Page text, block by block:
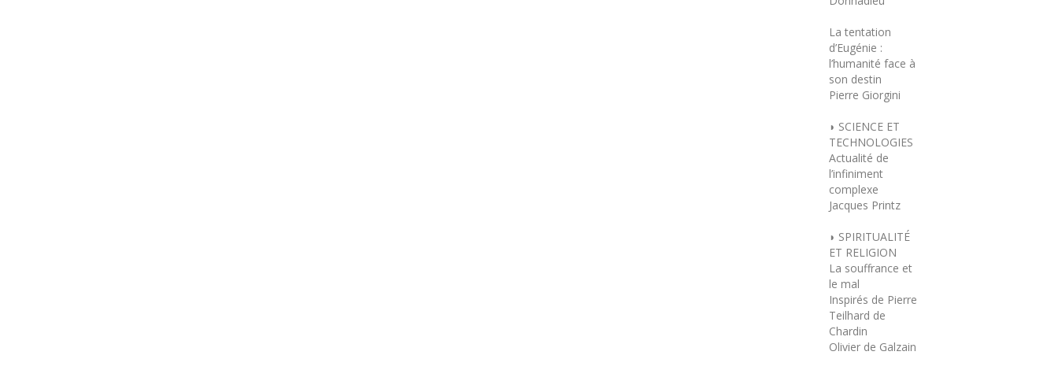
La tentation
d’Eugénie :
l’humanité face à
son destin
Pierre Giorgini
◗ SCIENCE ET
TECHNOLOGIES
Actualité de
l’infiniment
complexe
Jacques Printz
◗ SPIRITUALITÉ
ET RELIGION
La souffrance et
le mal
Inspirés de Pierre
Teilhard de
Chardin
Olivier de Galzain